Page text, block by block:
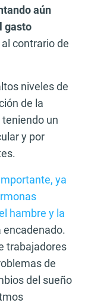
aún
gasto
contrario de
niveles de
de la
un
y por
ya
hambre y la
encadenado.
trabajadores
de
del sueño